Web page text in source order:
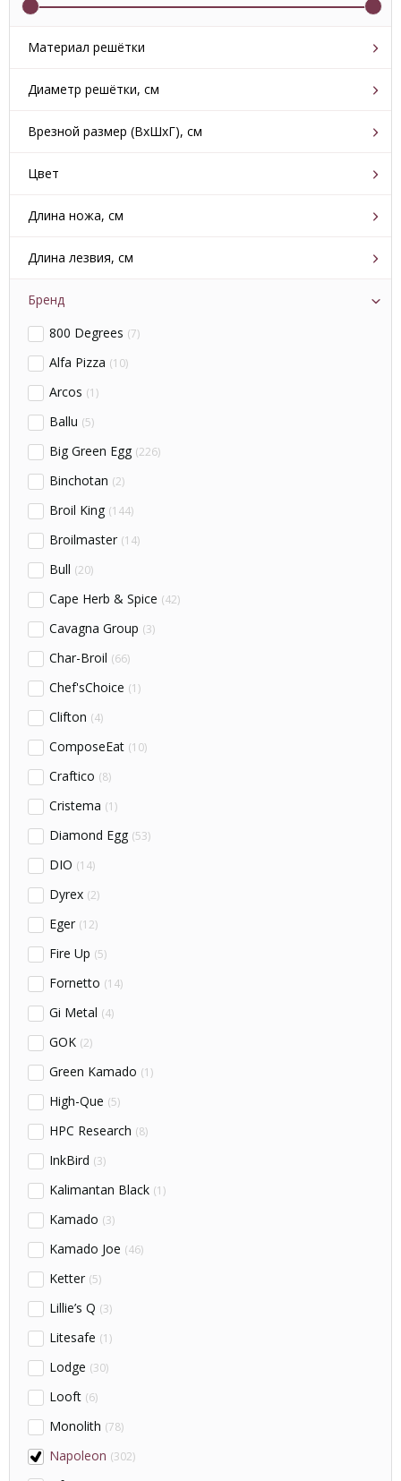
Материал решётки
Диаметр решётки, см
(0)
57
Врезной размер (ВхШхГ), см
48.3x77.5x4.9
48.6x39.1x4.9 (0)
Цвет
тёмно-коричневый
чёрный
Длина ножа, см
Длина лезвия, см
Бренд
800 Degrees (7)
Alfa Pizza (10)
Arcos (1)
Ballu (5)
Big Green Egg (226)
Binchotan (2)
Broil King (144)
Broilmaster (14)
Bull (20)
Cape Herb & Spice (42)
Cavagna Group (3)
Char-Broil (66)
Chef'sChoice (1)
Clifton (4)
ComposeEat (10)
Craftico (8)
Cristema (1)
Diamond Egg (53)
DIO (14)
Dyrex (2)
Eger (12)
Fire Up (5)
Fornetto (14)
Gi Metal (4)
GOK (2)
Green Kamado (1)
High-Que (5)
HPC Research (8)
InkBird (3)
Kalimantan Black (1)
Kamado (3)
Kamado Joe (46)
Ketter (5)
Lillie’s Q (3)
Litesafe (1)
Lodge (30)
Looft (6)
Monolith (78)
Napoleon (302)